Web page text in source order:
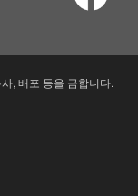
, 배포 등을 금합니다.